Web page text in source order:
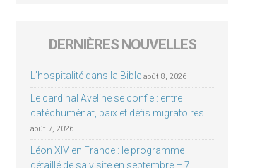
DERNIÈRES NOUVELLES
L’hospitalité dans la Bible août 8, 2026
Le cardinal Aveline se confie : entre
catéchuménat, paix et défis migratoires
août 7, 2026
Léon XIV en France : le programme
détaillé de sa visite en septembre – 7